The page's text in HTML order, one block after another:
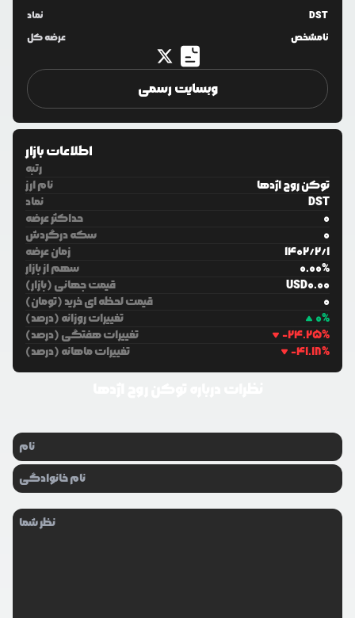
نماد
DST
عرضه کل
نامشخص
وبسایت رسمی
اطلاعات بازار
رتبه
نام ارز
توکن روح اژدها
نماد
DST
حداکثر عرضه
0
سکه درگردش
0
زمان عرضه
1402/2/1
سهم از بازار
0.00%
قیمت جهانی (بازار)
USD0.00
قیمت لحظه ای خرید (تومان)
0
تغییرات روزانه (درصد)
0%
تغییرات هفتگی (درصد)
-24.25%
تغییرات ماهانه (درصد)
-41.18%